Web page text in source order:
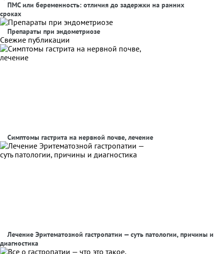
ПМС или беременность: отличия до задержки на ранних
сроках
Препараты при эндометриозе
Свежие публикации
Симптомы гастрита на нервной почве, лечение
Лечение Эритематозной гастропатии — суть патологии, причины и
диагностика